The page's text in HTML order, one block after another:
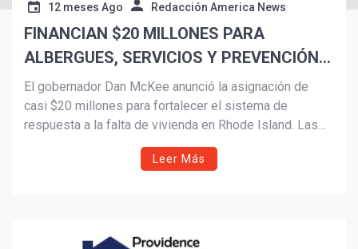
12 meses Ago Redacción America News
FINANCIAN $20 MILLONES PARA
ALBERGUES, SERVICIOS Y PREVENCIÓN
DE LA FALTA DE VIVIENDA
El gobernador Dan McKee anunció la asignación de
casi $20 millones para fortalecer el sistema de
respuesta a la falta de vivienda en Rhode Island. Las
inversiones apoyarán 51 proyectos enfocados en
albergues de emergencia, servicios esenciales y
y centrado en soluciones de vivienda permanentes.
Leer Más